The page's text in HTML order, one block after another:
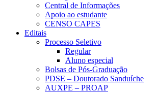
Central de Informações
Apoio ao estudante
CENSO CAPES
Editais
Processo Seletivo
Regular
Aluno especial
Bolsas de Pós-Graduação
PDSE – Doutorado Sanduíche
AUXPE – PROAP